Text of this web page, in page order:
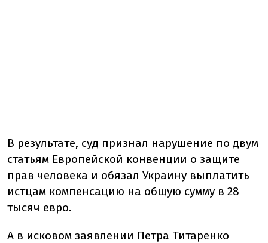
В результате, суд признал нарушение по двум
статьям Европейской конвенции о защите
прав человека и обязал Украину выплатить
истцам компенсацию на общую сумму в 28
тысяч евро.
А в исковом заявлении Петра Титаренко